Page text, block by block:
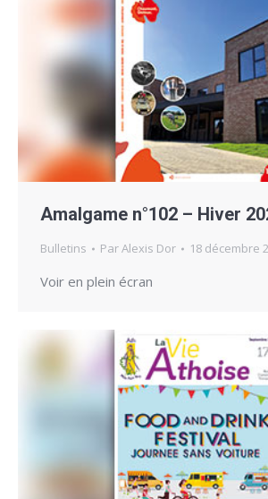
Amalgame n°102 – Hiver
Bulletins ParAlexis Dor 18 décembre
Voir en plein écran